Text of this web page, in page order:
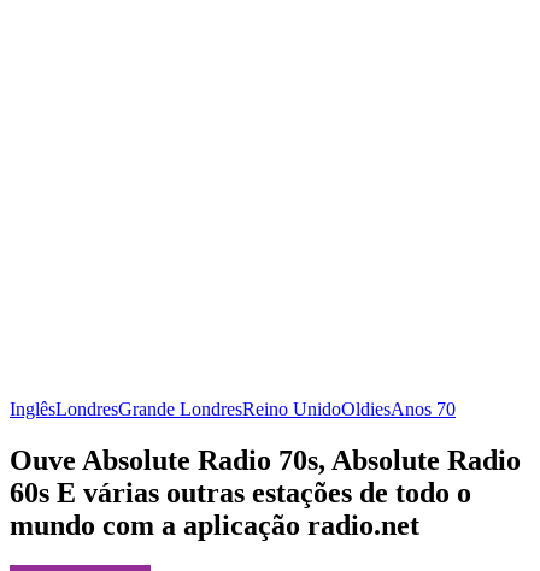
InglêsLondresGrande LondresReino UnidoOldiesAnos 70
Ouve Absolute Radio 70s, Absolute Radio
60s E várias outras estações de todo o
mundo com a aplicação radio.net